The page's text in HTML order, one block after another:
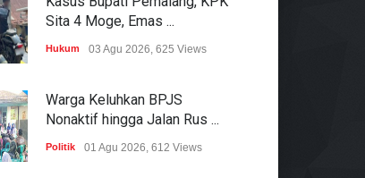
Sita 4 Moge, Emas ...
Hukum 03 Agu 2026, 625 Views
Warga Keluhkan BPJS
Nonaktif hingga Jalan Rus ...
Politik 01 Agu 2026, 612 Views